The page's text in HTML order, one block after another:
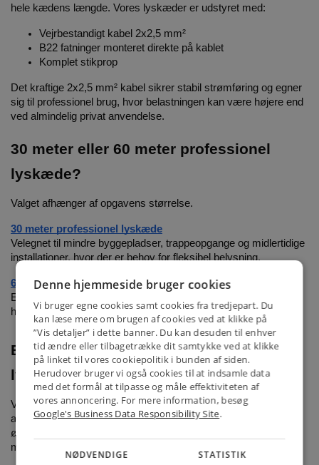
hele kædens længde. Vores lyskæder er udstyret med:
Vejrbestandigt kabel 2x2,5 mm²
B22 fatninger monteret direkte på kablet
Komplet stikprop
Det kraftige 2x2,5 mm² kabel sikrer stabil strømføring og egner
sig til professionel brug, hvor belastningen kan være højere end
ved almindelig privat anvendelse.
30 meter eller 60 meter professionel
lyskæde?
Valget afhænger af opgavens størrelse.
30 meter professionel lyskæde
Velegnet til mindre byggepladser, trappeopgange og midlertidige
installationer, hvor der er behov for fleksibel belysning.
60 meter professionel lyskæde
Egnet til større arbejdsområder, haller og længere føringsveje,
hvor der ønskes sammenhængende belysning.
Beskyttelsesskærme til professionel
lyskæde
Ved installation i områder med risiko for slag eller berøring
anbefales brug af beskyttelsesskærm. En beskyttelsesskærm
øger sikkerheden og beskytter både pære og fatning mod
mekanisk påvirkning. Det er særligt relevant ved:
Denne hjemmeside bruger cookies
Vi bruger egne cookies samt cookies fra tredjepart. Du
kan læse mere om brugen af cookies ved at klikke på
”Vis detaljer” i dette banner. Du kan desuden til enhver
tid ændre eller tilbagetrække dit samtykke ved at klikke
på linket til vores cookiepolitik i bunden af siden.
Herudover bruger vi også cookies til at indsamle data
med det formål at tilpasse og måle effektiviteten af
vores annoncering. For mere information, besøg
Google's Business Data Responsibility Site.
NØDVENDIGE STATISTIK